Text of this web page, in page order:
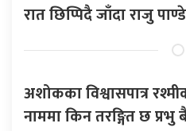
रात छिप्पिदै जाँदा राजु
अशोकका विश्वासपात्र
नाममा किन तरङ्गित छ प्रभु